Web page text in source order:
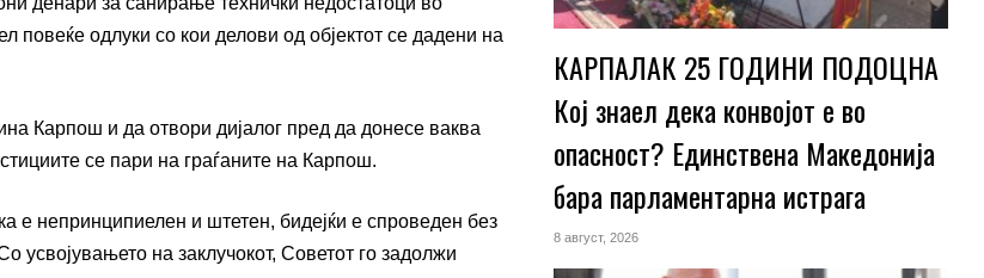
одлуки со кои делови од објектот се дадени на
Карпош и да отвори дијалог пред да донесе ваква
се пари на граѓаните на Карпош.
е непринципиелен и штетен, бидејќи е спроведен без
на заклучокот, Советот го задолжи
КАРПАЛАК 25 ГОДИНИ ПОДОЦНА
Кој знаел дека конвојот е во
опасност? Единствена Македoнија
бара парламентарна истрага
8 август, 2026